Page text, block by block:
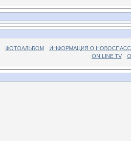
ФОТОАЛЬБОМ
ИНФОРМАЦИЯ О
ON LINE TV